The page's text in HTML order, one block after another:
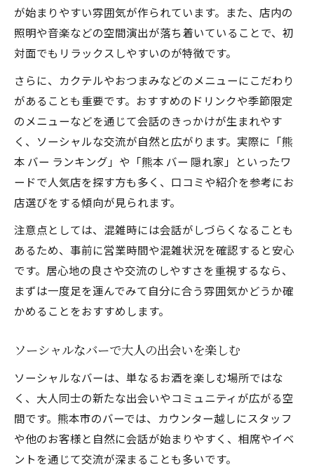
が始まりやすい雰囲気が作られています。また、店内の
照明や音楽などの空間演出が落ち着いていることで、初
対面でもリラックスしやすいのが特徴です。
さらに、カクテルやおつまみなどのメニューにこだわり
があることも重要です。おすすめのドリンクや季節限定
のメニューなどを通じて会話のきっかけが生まれやす
く、ソーシャルな交流が自然と広がります。実際に「熊
本 バー ランキング」や「熊本 バー 隠れ家」といったワ
ードで人気店を探す方も多く、口コミや紹介を参考にお
店選びをする傾向が見られます。
注意点としては、混雑時には会話がしづらくなることも
あるため、事前に営業時間や混雑状況を確認すると安心
です。居心地の良さや交流のしやすさを重視するなら、
まずは一度足を運んでみて自分に合う雰囲気かどうか確
かめることをおすすめします。
ソーシャルなバーで大人の出会いを楽しむ
ソーシャルなバーは、単なるお酒を楽しむ場所ではな
く、大人同士の新たな出会いやコミュニティが広がる空
間です。熊本市のバーでは、カウンター越しにスタッフ
や他のお客様と自然に会話が始まりやすく、相席やイベ
ントを通じて交流が深まることも多いです。